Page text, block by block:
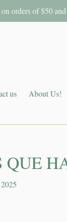
orders of $50
us About Us!
QUE